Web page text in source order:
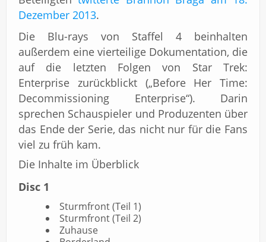
Dezember 2013.
Die Blu-rays von Staffel 4 beinhalten
außerdem eine vierteilige Dokumentation, die
auf die letzten Folgen von Star Trek:
Enterprise zurückblickt („Before Her Time:
Decommissioning Enterprise“). Darin
sprechen Schauspieler und Produzenten über
das Ende der Serie, das nicht nur für die Fans
viel zu früh kam.
Die Inhalte im Überblick
Disc 1
Sturmfront (Teil 1)
Sturmfront (Teil 2)
Zuhause